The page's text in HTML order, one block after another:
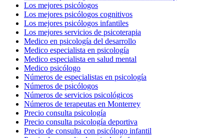
Los mejores psicólogos
Los mejores psicólogos cognitivos
Los mejores psicólogos infantiles
Los mejores servicios de psicoterapia
Medico en psicología del desarrollo
Medico especialista en psicología
Medico especialista en salud mental
Medico psicólogo
Números de especialistas en psicología
Números de psicólogos
Números de servicios psicológicos
Números de terapeutas en Monterrey
Precio consulta psicología
Precio consulta psicología deportiva
Precio de consulta con psicólogo infantil